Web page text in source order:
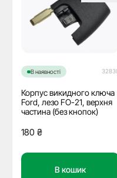
В наявності
Корпус викидного ключа
Ford, лезо FO-21, верхня
частина (без кнопок)
180 ₴
В кошик